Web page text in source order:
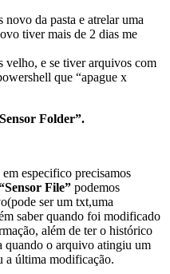
da pasta e atrelar uma
tiver mais de 2 dias me
e se tiver arquivos com
que “apague x
Folder”.
especifico precisamos
File” podemos
ser um txt,uma
saber quando foi modificado
além de ter o histórico
quando o arquivo atingiu um
a última modificação.